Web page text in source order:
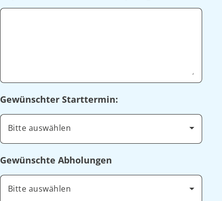
Gewünschter Starttermin:
Bitte auswählen
Gewünschte Abholungen
Bitte auswählen